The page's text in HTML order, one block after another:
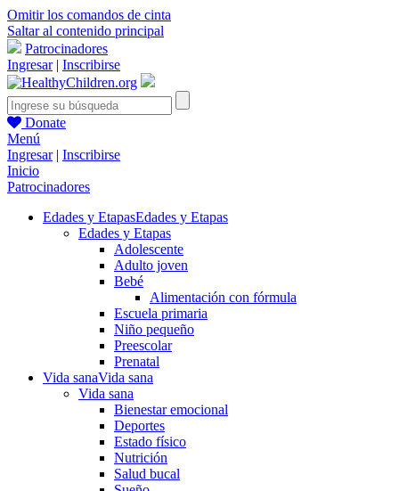
Omitir los comandos de cinta
Saltar al contenido principal
Patrocinadores
Ingresar| Inscribirse
Donate
Menú
Ingresar| Inscribirse
Inicio
Patrocinadores
Edades y EtapasEdades y Etapas
Edades y Etapas
Adolescente
Adulto joven
Bebé
Alimentación con fórmula
Escuela primaria
Niño pequeño
Preescolar
Prenatal
Vida sanaVida sana
Vida sana
Bienestar emocional
Deportes
Estado físico
Nutrición
Salud bucal